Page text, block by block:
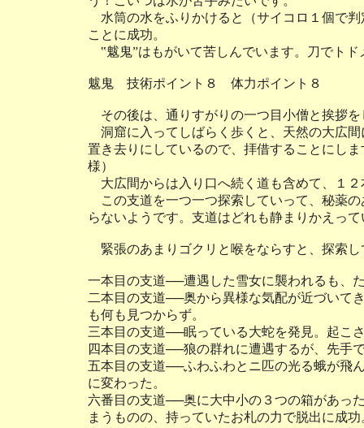
水筒の水をふりかけると（サイコロ１個で
ことに成功。
‟魃鬼”はもがいて苦しんでいます。刀でトド
魃鬼 技術ポイント８ 体力ポイント８
その後は、通りすがりの一つ目小僧と挨拶
洞窟に入ってしばらく歩くと、天然の大広
置き去りにしているので、拝借することにし
様）
大広間からは入り口へ続く道も含めて、１２
この支道を一つ一つ探索していって、秘薬
らないようです。支道はどれも静まりかえって
緊張のあまりゴクリと喉をならすと、探索
一本目の支道──遭遇した雪女に襲われるも、
二本目の支道──奥から異様な気配が近づいて
も何も見つからず。
三本目の支道──眠っている大蛇を発見。起こ
四本目の支道──狼の群れに遭遇するが、先手
五本目の支道──ふわふわとニ匹の光る蛾が飛
に変わった。
六番目の支道──奥に大中小の３つの箱があっ
まうものの、持っていたお札の力で脱出に成